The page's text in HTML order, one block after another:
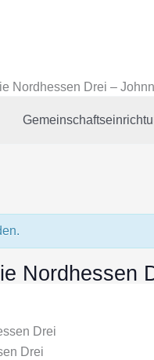
Nordhessen Drei –
Nordhessen
Drei